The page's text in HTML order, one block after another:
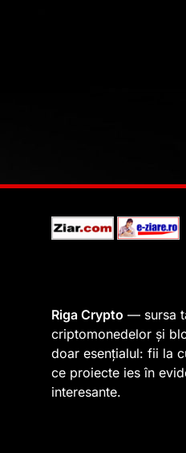
Riga Crypto — sursa
criptomonedelor și
doar esențialul: fii la
ce proiecte ies în
interesante.